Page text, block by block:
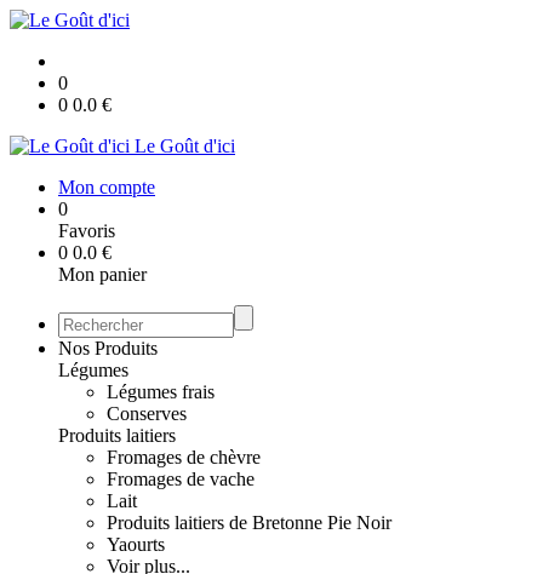
0
0 0.0 €
Le Goût d'ici
Mon compte
0
Favoris
0 0.0 €
Mon panier
Nos Produits
Légumes
Légumes frais
Conserves
Produits laitiers
Fromages de chèvre
Fromages de vache
Lait
Produits laitiers de Bretonne Pie Noir
Yaourts
Voir plus...